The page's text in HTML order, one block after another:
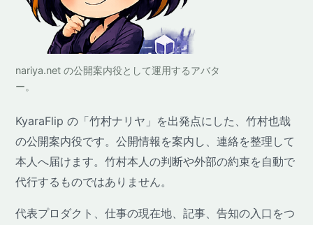
nariya.net の公開案内役として運用するアバタ
ー。
KyaraFlip の「竹村ナリヤ」を出発点にした、竹村也哉
の公開案内役です。公開情報を案内し、連絡を整理して
本人へ届けます。竹村本人の判断や外部の約束を自動で
代行するものではありません。
代表プロダクト、仕事の現在地、記事、告知の入口をつ